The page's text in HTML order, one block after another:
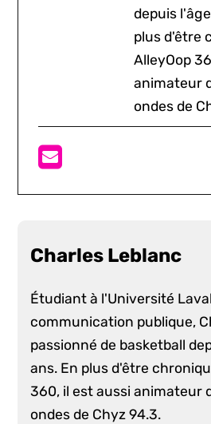
depuis
plus d'être
AlleyOop
animateur
ondes de
Charles Leblanc
Étudiant à l'Université
communication publique,
passionné de basketball
ans. En plus d'être
360, il est aussi animateur
ondes de Chyz 94.3.